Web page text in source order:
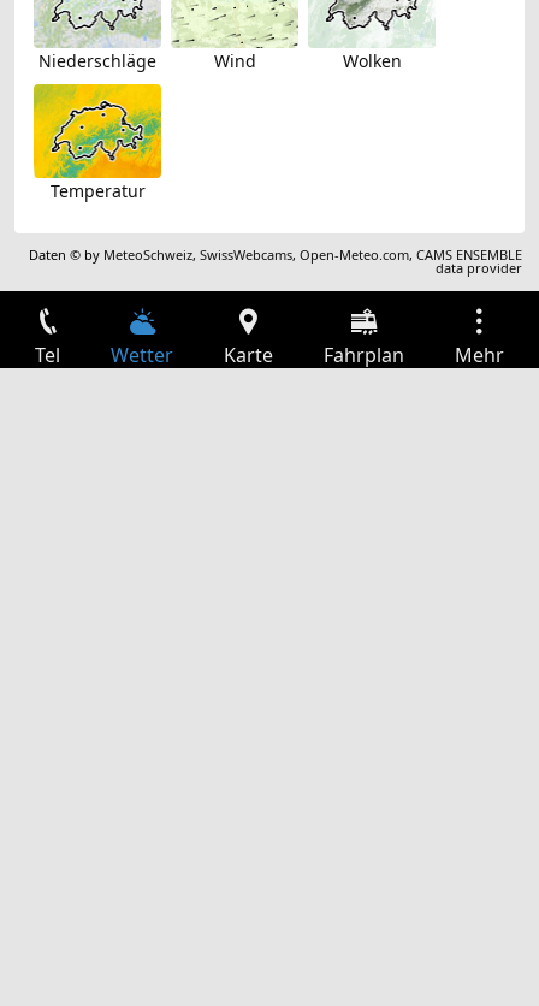
Niederschläge Wind Wolken
Temperatur
Daten © by MeteoSchweiz,SwissWebcams,Open-Meteo.com,CAMS ENSEMBLE
data provider
Tel Wetter Karte Fahrplan Mehr